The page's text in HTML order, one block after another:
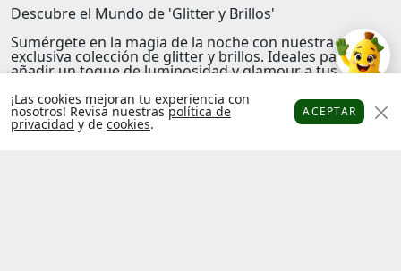
Descubre el Mundo de 'Glitter y Brillos'
Sumérgete en la magia de la noche con nuestra
exclusiva colección de glitter y brillos. Ideales para
añadir un toque de luminosidad y glamour a tus
looks únicos y deslumbrantes. Con una variedad de
acabados, desde el más sutil hasta el más intenso,
encuentra el brillo perfecto que complementa tu estilo
Platanitos Favoritos
¡Las cookies mejoran tu experiencia con
nosotros! Revisa nuestras política de
privacidad y de cookies.
ACEPTAR